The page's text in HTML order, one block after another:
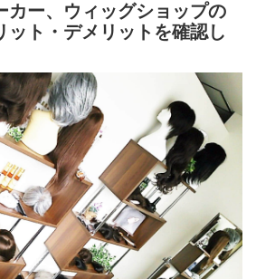
ー、ウィッグショップの
ット・デメリットを確認し